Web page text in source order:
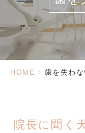
HOME > 歯を失わ
院長に聞く